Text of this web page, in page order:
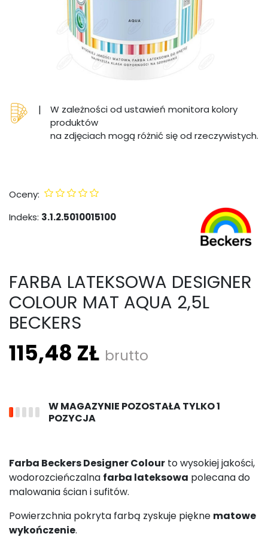
|
W zależności od ustawień monitora kolory
produktów
na zdjęciach mogą różnić się od rzeczywistych.
Oceny:
Indeks: 3.1.2.5010015100
FARBA LATEKSOWA DESIGNER
COLOUR MAT AQUA 2,5L
BECKERS
115,48 ZŁ brutto
W MAGAZYNIE POZOSTAŁA TYLKO 1
POZYCJA
Farba Beckers Designer Colour to wysokiej jakości,
wodorozcieńczalna farba lateksowa polecana do
malowania ścian i sufitów.
Powierzchnia pokryta farbą zyskuje piękne matowe
wykończenie.